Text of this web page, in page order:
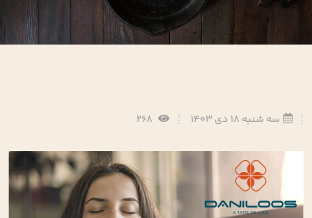
سه شنبه 18 دی 1403